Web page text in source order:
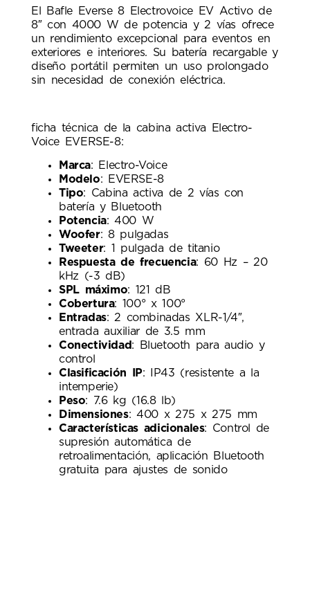
El Bafle Everse 8 Electrovoice EV Activo de
8″ con 4000 W de potencia y 2 vías ofrece
un rendimiento excepcional para eventos en
exteriores e interiores. Su batería recargable y
diseño portátil permiten un uso prolongado
sin necesidad de conexión eléctrica.
ficha técnica de la cabina activa Electro-
Voice EVERSE-8:
Marca: Electro-Voice
Modelo: EVERSE-8
Tipo: Cabina activa de 2 vías con
batería y Bluetooth
Potencia: 400 W
Woofer: 8 pulgadas
Tweeter: 1 pulgada de titanio
Respuesta de frecuencia: 60 Hz – 20
kHz (-3 dB)
SPL máximo: 121 dB
Cobertura: 100° x 100°
Entradas: 2 combinadas XLR-1/4″,
entrada auxiliar de 3.5 mm
Conectividad: Bluetooth para audio y
control
Clasificación IP: IP43 (resistente a la
intemperie)
Peso: 7.6 kg (16.8 lb)
Dimensiones: 400 x 275 x 275 mm
Características adicionales: Control de
supresión automática de
retroalimentación, aplicación Bluetooth
gratuita para ajustes de sonido